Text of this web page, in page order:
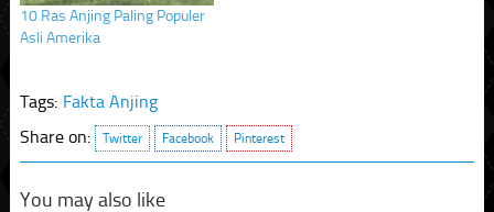
10 Ras Anjing Paling Populer
Asli Amerika
Tags: Fakta Anjing
Share on:
Twitter Facebook Pinterest
You may also like